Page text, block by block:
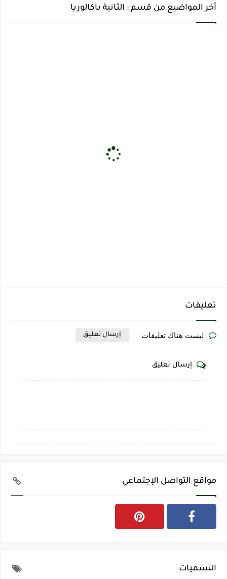
أخر المواضيع من قسم : الثانية باكالوريا
تعليقات
ليست هناك تعليقات إرسال تعليق
إرسال تعليق
مواقع التواصل الإجتماعي
التسميات